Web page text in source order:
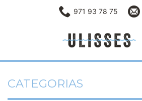
971 93 78 75
CATEGORIAS